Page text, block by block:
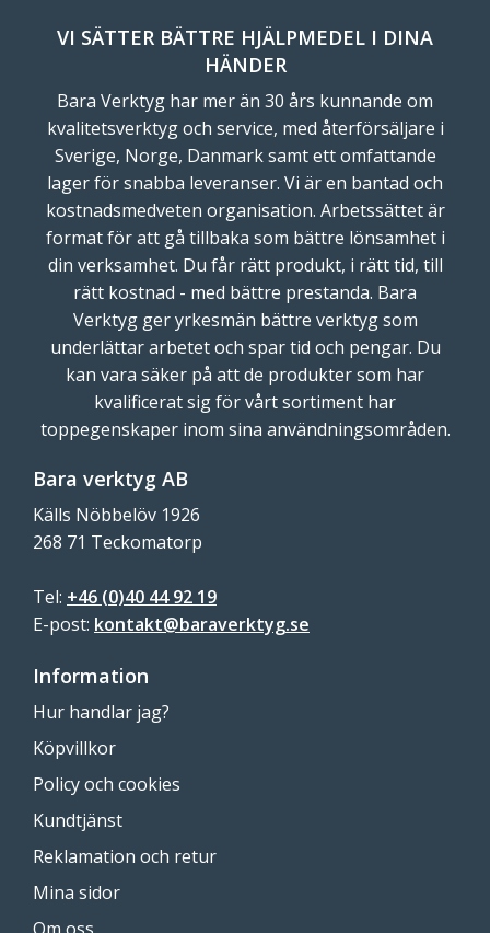
VI SÄTTER BÄTTRE HJÄLPMEDEL I DINA
HÄNDER
Bara Verktyg har mer än 30 års kunnande om
kvalitetsverktyg och service, med återförsäljare i
Sverige, Norge, Danmark samt ett omfattande
lager för snabba leveranser. Vi är en bantad och
kostnadsmedveten organisation. Arbetssättet är
format för att gå tillbaka som bättre lönsamhet i
din verksamhet. Du får rätt produkt, i rätt tid, till
rätt kostnad - med bättre prestanda. Bara
Verktyg ger yrkesmän bättre verktyg som
underlättar arbetet och spar tid och pengar. Du
kan vara säker på att de produkter som har
kvalificerat sig för vårt sortiment har
toppegenskaper inom sina användningsområden.
Bara verktyg AB
Källs Nöbbelöv 1926
268 71 Teckomatorp
Tel: +46 (0)40 44 92 19
E-post: kontakt@baraverktyg.se
Information
Hur handlar jag?
Köpvillkor
Policy och cookies
Kundtjänst
Reklamation och retur
Mina sidor